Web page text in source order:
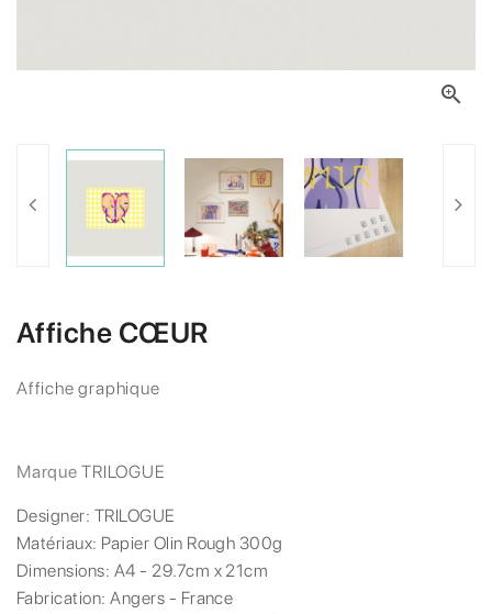

Affiche CŒUR
Affiche graphique
Marque TRILOGUE
Designer: TRILOGUE
Matériaux: Papier Olin Rough 300g
Dimensions: A4 - 29.7cm x 21cm
Fabrication:Angers - France